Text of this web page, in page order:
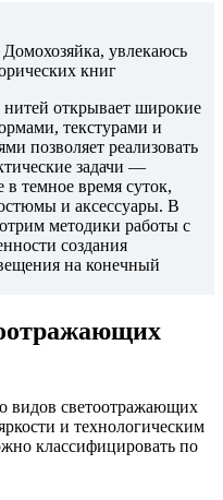
увлекаюсь
книг
открывает широкие
текстурами и
позволяет реализовать
задачи —
в темное время суток,
и аксессуары. В
методики работы с
создания
на конечный
видов светоотражающих
и технологическим
классифицировать по